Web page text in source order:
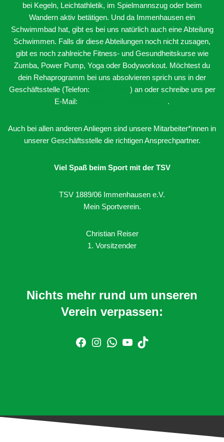
bei Kegeln, Leichtathletik, im Spielmannszug oder beim
Wandern aktiv betätigen. Und da Immenhausen ein
Schwimmbad hat, gibt es bei uns natürlich auch eine Abteilung
Schwimmen. Falls dir diese Abteilungen noch nicht zusagen,
gibt es noch zahlreiche Fitness- und Gesundheitskurse wie
Zumba, Power Pump, Yoga oder Bodyworkout. Möchtest du
dein Rehaprogramm bei uns absolvieren sprich uns in der
Geschäftsstelle (Telefon:
) an oder schreibe uns per
E-Mail:
.
Auch bei allen anderen Anliegen sind unsere Mitarbeiter*innen in
unserer Geschäftsstelle die richtigen Ansprechpartner.
Viel Spaß beim Sport mit der TSV
TSV 1889/06 Immenhausen e.V.
Mein Sportverein.
Christian Reiser
1. Vorsitzender
Nichts mehr rund um unseren
Verein verpassen: